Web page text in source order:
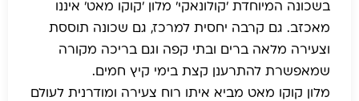
בשכונה המיוחדת 'קולונאקי' מלון 'קוקו מאט' איננו
מאכזב. גם קרבה יחסית למרכז, גם שכונה תוססת
וצעירה מלאה ברים ובתי קפה וגם בריכה מקורה
שמאפשרת להתרענן קצת בימי קיץ חמים.
מלון קוקו מאט מביא איתו רוח צעירה ומודרנית לעולם